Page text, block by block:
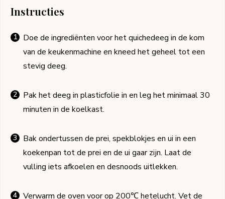
Instructies
Doe de ingrediënten voor het quichedeeg in de kom
van de keukenmachine en kneed het geheel tot een
stevig deeg.
Pak het deeg in plasticfolie in en leg het minimaal 30
minuten in de koelkast.
Bak ondertussen de prei, spekblokjes en ui in een
koekenpan tot de prei en de ui gaar zijn. Laat de
vulling iets afkoelen en desnoods uitlekken.
Verwarm de oven voor op 200℃ hetelucht. Vet de